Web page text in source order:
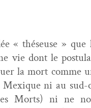
« théseuse » que
vie dont le
la mort comme
ni au sud-
Morts) ni ne